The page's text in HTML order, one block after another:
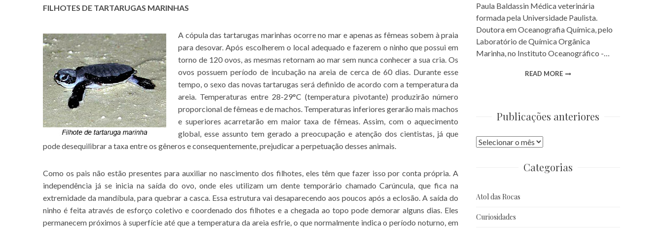
FILHOTES DE TARTARUGAS MARINHAS
A cópula das tartarugas marinhas ocorre no mar e apenas as fêmeas sobem à praia
para desovar. Após escolherem o local adequado e fazerem o ninho que possui em
torno de 120 ovos, as mesmas retornam ao mar sem nunca conhecer a sua cria. Os
ovos possuem período de incubação na areia de cerca de 60 dias. Durante esse
tempo, o sexo das novas tartarugas será definido de acordo com a temperatura da
areia. Temperaturas entre 28-29°C (temperatura pivotante) produzirão número
proporcional de fêmeas e de machos. Temperaturas inferiores gerarão mais machos
e superiores acarretarão em maior taxa de fêmeas. Assim, com o aquecimento
global, esse assunto tem gerado a preocupação e atenção dos cientistas, já que
pode desequilibrar a taxa entre os gêneros e consequentemente, prejudicar a perpetuação desses animais.
Como os pais não estão presentes para auxiliar no nascimento dos filhotes, eles têm que fazer isso por conta própria. A
independência já se inicia na saída do ovo, onde eles utilizam um dente temporário chamado Carúncula, que fica na
extremidade da mandíbula, para quebrar a casca. Essa estrutura vai desaparecendo aos poucos após a eclosão. A saída do
ninho é feita através de esforço coletivo e coordenado dos filhotes e a chegada ao topo pode demorar alguns dias. Eles
permanecem próximos à superfície até que a temperatura da areia esfrie, o que normalmente indica o período noturno, em
Paula Baldassin Médica veterinária
formada pela Universidade Paulista.
Doutora em Oceanografia Química, pelo
Laboratório de Química Orgânica
Marinha, no Instituto Oceanográfico -…
READ MORE
Publicações anteriores
Publicações
Categorias
Atol das Rocas
Curiosidades